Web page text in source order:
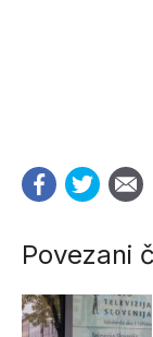
Povezani